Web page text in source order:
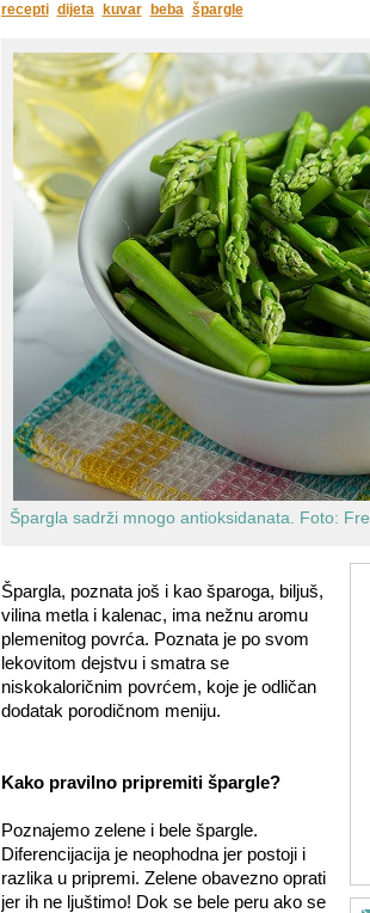
recepti dijeta kuvar beba špargle
Špargla sadrži mnogo antioksidanata. Foto:
Špargla, poznata još i kao šparoga, biljuš,
vilina metla i kalenac, ima nežnu aromu
plemenitog povrća. Poznata je po svom
lekovitom dejstvu i smatra se
niskokaloričnim povrćem, koje je odličan
dodatak porodičnom meniju.
Kako pravilno pripremiti špargle?
Poznajemo zelene i bele špargle.
Diferencijacija je neophodna jer postoji i
razlika u pripremi. Zelene obavezno oprati
jer ih ne ljuštimo! Dok se bele peru ako se